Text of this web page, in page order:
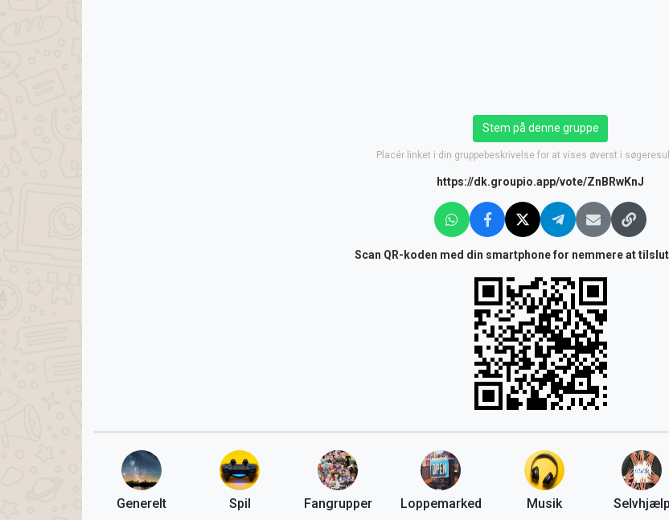
Stem på denne gruppe
Placér linket i din gruppebeskrivelse for at vises øverst i
https://dk.groupio.app/vote/ZnBRwKnJ
Scan QR-koden med din smartphone for nemmere at
Generelt Spil Fangrupper Loppemarked Musik Selvhjælp